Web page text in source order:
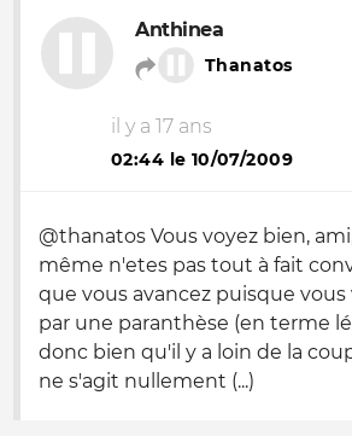
Anthinea
Thanatos
il y a 17 ans
02:44 le 10/07/2009
@thanatos Vous voyez bien,
même n'etes pas tout à fait
que vous avancez puisque vous
par une paranthèse (en terme
donc bien qu'il y a loin de la
ne s'agit nullement (...)